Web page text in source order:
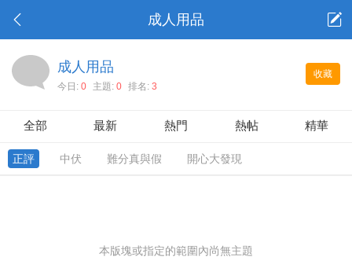
成人用品
收藏
成人用品
今日: 0 主題: 0 排名: 3
全部 最新 熱門 熱帖 精華
正評 中伏 難分真與假 開心大發現
本版塊或指定的範圍內尚無主題